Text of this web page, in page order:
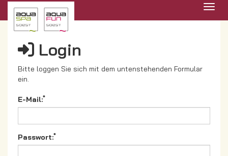
Login
Bitte loggen Sie sich mit dem untenstehenden Formular
ein.
E-Mail:*
Passwort:*